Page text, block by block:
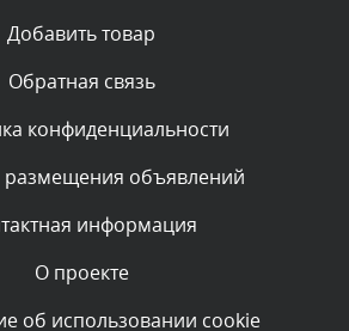
будет виден после проверки
проверяется
проверяется
Добавить товар
Обратная связь
конфиденциальности
размещения объявлений
информация
О проекте
об использовании cookie